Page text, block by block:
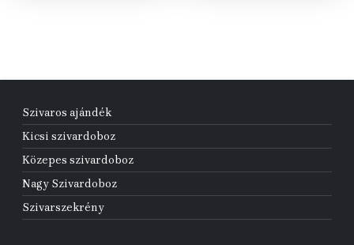
Szivaros ajándék
Kicsi szivardoboz
Közepes szivardoboz
Nagy Szivardoboz
Szivarszekrény